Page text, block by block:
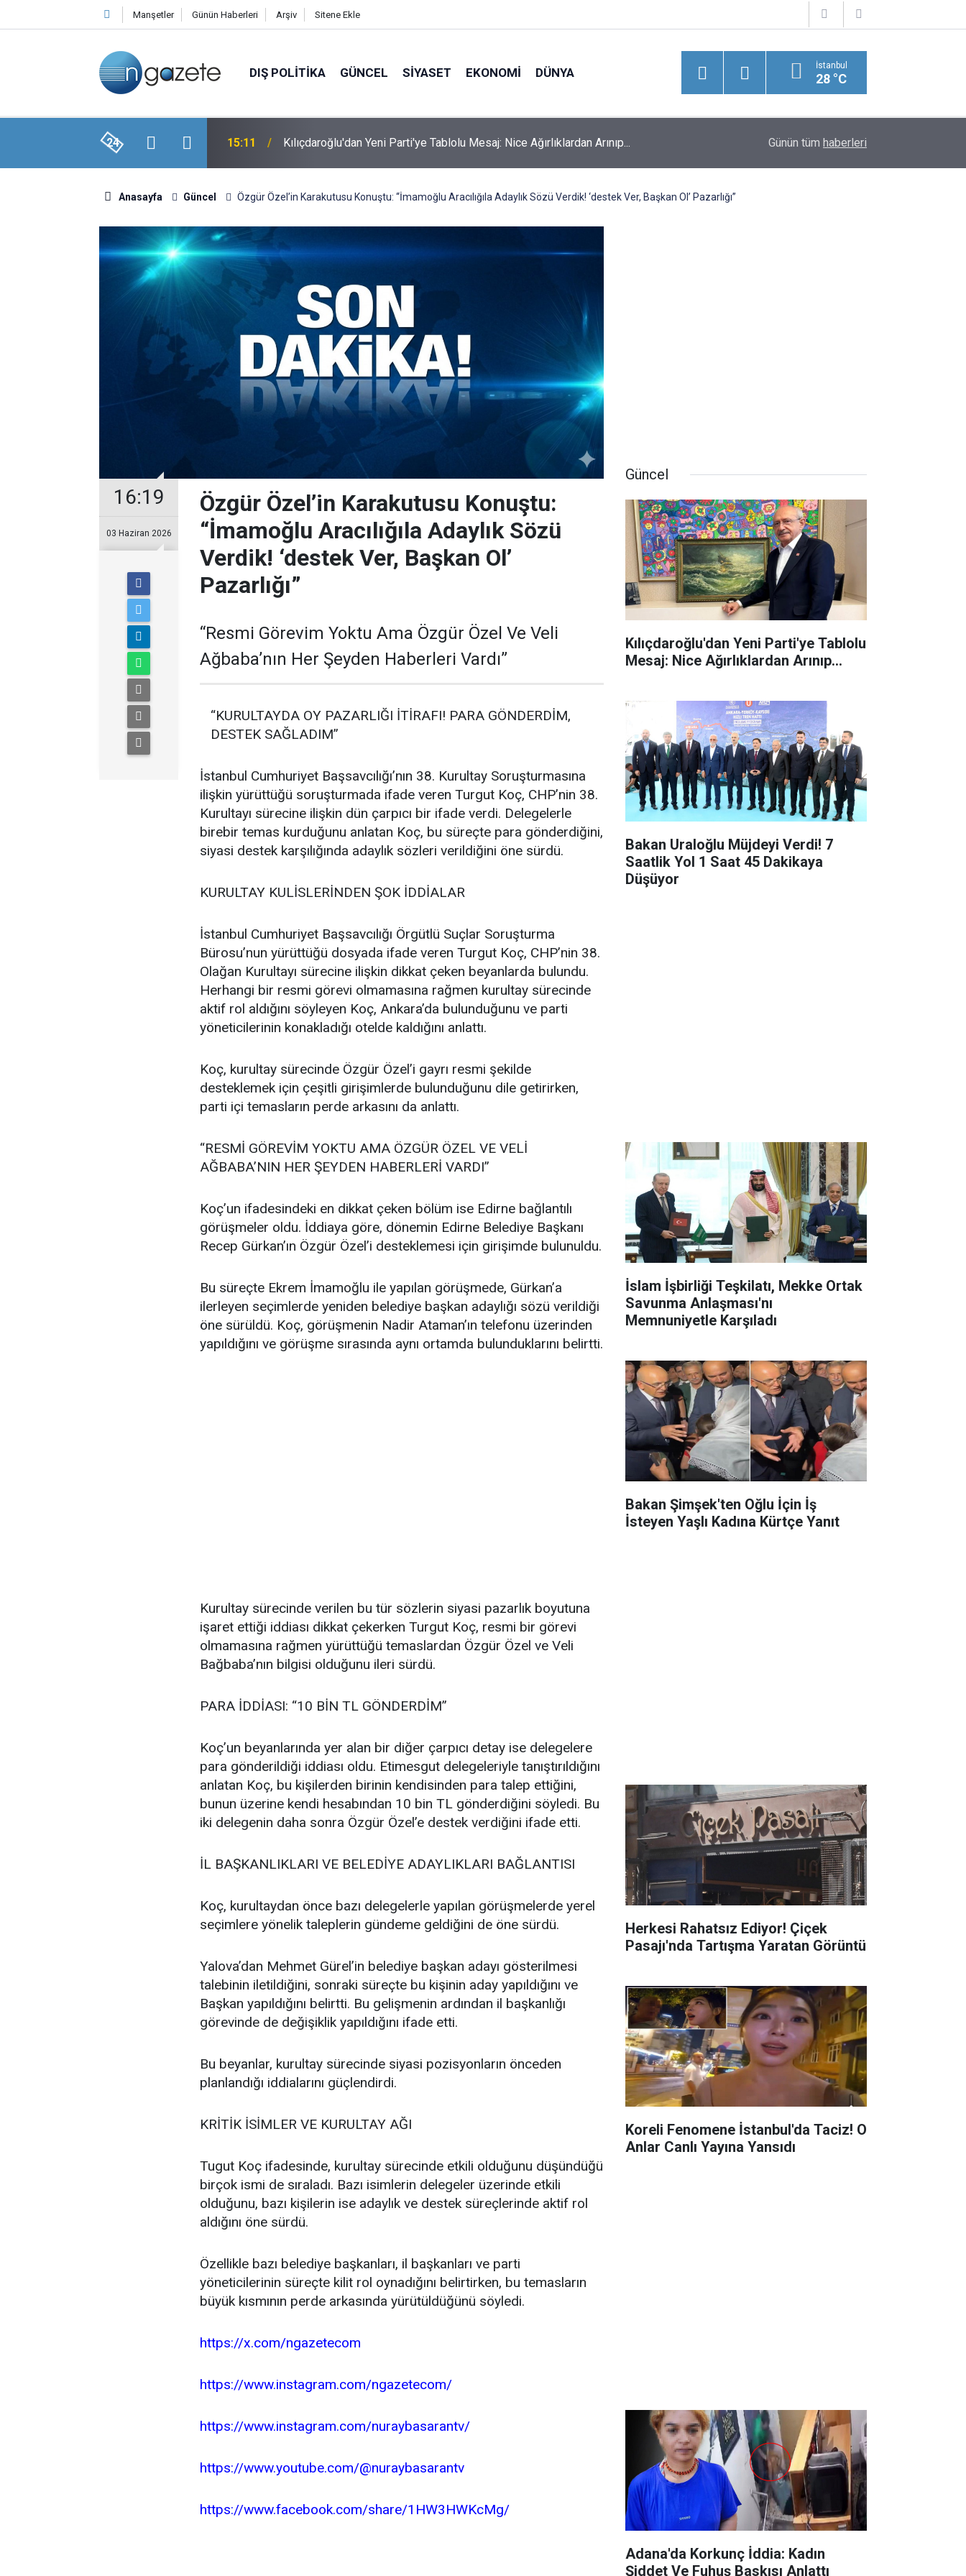
Manşetler Günün Haberleri Arşiv Sitene Ekle
DIŞ POLITIKA GÜNCEL SIYASET EKONOMI DÜNYA İstanbul
28 °C
24 15:11 Kılıçdaroğlu'dan Yeni Parti'ye Tablolu Mesaj: Nice Ağırlıklardan Arınıp... Bakan Uraloğlu Müjdeyi Verdi! 7 Saatlik Yol 1
Günün tüm haberleri
Anasayfa Güncel Özgür Özel’in Karakutusu Konuştu: “İmamoğlu Aracılığıla Adaylık Sözü Verdik! ‘destek Ver, Başkan Ol’ Pazarlığı”
16:19
03 Haziran 2026
Özgür Özel’in Karakutusu Konuştu:
“İmamoğlu Aracılığıla Adaylık Sözü
Verdik! ‘destek Ver, Başkan Ol’
Pazarlığı”
“Resmi Görevim Yoktu Ama Özgür Özel Ve Veli
Ağbaba’nın Her Şeyden Haberleri Vardı”
“KURULTAYDA OY PAZARLIĞI İTİRAFI! PARA GÖNDERDİM,
DESTEK SAĞLADIM”
İstanbul Cumhuriyet Başsavcılığı’nın 38. Kurultay Soruşturmasına
ilişkin yürüttüğü soruşturmada ifade veren Turgut Koç, CHP’nin 38.
Kurultayı sürecine ilişkin dün çarpıcı bir ifade verdi. Delegelerle
birebir temas kurduğunu anlatan Koç, bu süreçte para gönderdiğini,
siyasi destek karşılığında adaylık sözleri verildiğini öne sürdü.
KURULTAY KULİSLERİNDEN ŞOK İDDİALAR
İstanbul Cumhuriyet Başsavcılığı Örgütlü Suçlar Soruşturma
Bürosu’nun yürüttüğü dosyada ifade veren Turgut Koç, CHP’nin 38.
Olağan Kurultayı sürecine ilişkin dikkat çeken beyanlarda bulundu.
Herhangi bir resmi görevi olmamasına rağmen kurultay sürecinde
aktif rol aldığını söyleyen Koç, Ankara’da bulunduğunu ve parti
yöneticilerinin konakladığı otelde kaldığını anlattı.
Koç, kurultay sürecinde Özgür Özel’i gayrı resmi şekilde
desteklemek için çeşitli girişimlerde bulunduğunu dile getirirken,
parti içi temasların perde arkasını da anlattı.
“RESMİ GÖREVİM YOKTU AMA ÖZGÜR ÖZEL VE VELİ
AĞBABA’NIN HER ŞEYDEN HABERLERİ VARDI”
Koç’un ifadesindeki en dikkat çeken bölüm ise Edirne bağlantılı
görüşmeler oldu. İddiaya göre, dönemin Edirne Belediye Başkanı
Recep Gürkan’ın Özgür Özel’i desteklemesi için girişimde bulunuldu.
Bu süreçte Ekrem İmamoğlu ile yapılan görüşmede, Gürkan’a
ilerleyen seçimlerde yeniden belediye başkan adaylığı sözü verildiği
öne sürüldü. Koç, görüşmenin Nadir Ataman’ın telefonu üzerinden
yapıldığını ve görüşme sırasında aynı ortamda bulunduklarını belirtti.
Kurultay sürecinde verilen bu tür sözlerin siyasi pazarlık boyutuna
işaret ettiği iddiası dikkat çekerken Turgut Koç, resmi bir görevi
olmamasına rağmen yürüttüğü temaslardan Özgür Özel ve Veli
Bağbaba’nın bilgisi olduğunu ileri sürdü.
PARA İDDİASI: “10 BİN TL GÖNDERDİM”
Koç’un beyanlarında yer alan bir diğer çarpıcı detay ise delegelere
para gönderildiği iddiası oldu. Etimesgut delegeleriyle tanıştırıldığını
anlatan Koç, bu kişilerden birinin kendisinden para talep ettiğini,
bunun üzerine kendi hesabından 10 bin TL gönderdiğini söyledi. Bu
iki delegenin daha sonra Özgür Özel’e destek verdiğini ifade etti.
İL BAŞKANLIKLARI VE BELEDİYE ADAYLIKLARI BAĞLANTISI
Koç, kurultaydan önce bazı delegelerle yapılan görüşmelerde yerel
seçimlere yönelik taleplerin gündeme geldiğini de öne sürdü.
Yalova’dan Mehmet Gürel’in belediye başkan adayı gösterilmesi
talebinin iletildiğini, sonraki süreçte bu kişinin aday yapıldığını ve
Başkan yapıldığını belirtti. Bu gelişmenin ardından il başkanlığı
görevinde de değişiklik yapıldığını ifade etti.
Bu beyanlar, kurultay sürecinde siyasi pozisyonların önceden
planlandığı iddialarını güçlendirdi.
KRİTİK İSİMLER VE KURULTAY AĞI
Tugut Koç ifadesinde, kurultay sürecinde etkili olduğunu düşündüğü
birçok ismi de sıraladı. Bazı isimlerin delegeler üzerinde etkili
olduğunu, bazı kişilerin ise adaylık ve destek süreçlerinde aktif rol
aldığını öne sürdü.
Özellikle bazı belediye başkanları, il başkanları ve parti
yöneticilerinin süreçte kilit rol oynadığını belirtirken, bu temasların
büyük kısmının perde arkasında yürütüldüğünü söyledi.
https://x.com/ngazetecom
https://www.instagram.com/ngazetecom/
https://www.instagram.com/nuraybasarantv/
https://www.youtube.com/@nuraybasarantv
https://www.facebook.com/share/1HW3HWKcMg/
Güncel
Kılıçdaroğlu'dan Yeni Parti'ye Tablolu
Mesaj: Nice Ağırlıklardan Arınıp...
Bakan Uraloğlu Müjdeyi Verdi! 7
Saatlik Yol 1 Saat 45 Dakikaya
Düşüyor
İslam İşbirliği Teşkilatı, Mekke Ortak
Savunma Anlaşması'nı
Memnuniyetle Karşıladı
Bakan Şimşek'ten Oğlu İçin İş
İsteyen Yaşlı Kadına Kürtçe Yanıt
Herkesi Rahatsız Ediyor! Çiçek
Pasajı'nda Tartışma Yaratan Görüntü
Koreli Fenomene İstanbul'da Taciz! O
Anlar Canlı Yayına Yansıdı
Adana'da Korkunç İddia: Kadın
Şiddet Ve Fuhuş Baskısı Anlattı